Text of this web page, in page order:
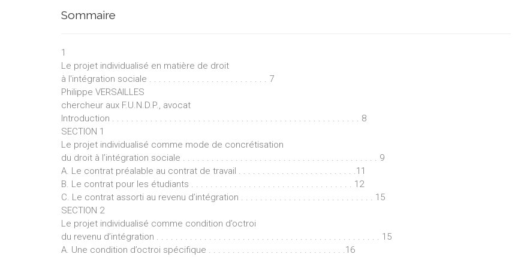
Une autre question complexe est celle de la vente mobilière ou
Enfin, la difficile articulation du règlement collectif de dettes avec les
droits et des biens, tant du médié que de sa famille, mais aussi,
victimes d’actes délinquants, clôture l’examen de ce sujet appelé à
Sommaire
1
Le projet individualisé en matière de droit
à l'intégration sociale . . . . . . . . . . . . . . . . . . . . . . . . . 7
Philippe VERSAILLES
chercheur aux F.U.N.D.P., avocat
Introduction . . . . . . . . . . . . . . . . . . . . . . . . . . . . . . . . . . . . . . . . . . . . . . . . . . . . 8
SECTION 1
Le projet individualisé comme mode de concrétisation
du droit à l’intégration sociale . . . . . . . . . . . . . . . . . . . . . . . . . . . . . . . . . . . . . . . . . 9
A. Le contrat préalable au contrat de travail . . . . . . . . . . . . . . . . . . . . . . . . .11
B. Le contrat pour les étudiants . . . . . . . . . . . . . . . . . . . . . . . . . . . . . . . . . . 12
C. Le contrat assorti au revenu d’intégration . . . . . . . . . . . . . . . . . . . . . . . . . . . . 15
SECTION 2
Le projet individualisé comme condition d’octroi
du revenu d’intégration . . . . . . . . . . . . . . . . . . . . . . . . . . . . . . . . . . . . . . . . . . . . . . . 15
A. Une condition d’octroi spécifique . . . . . . . . . . . . . . . . . . . . . . . . . . . . .16